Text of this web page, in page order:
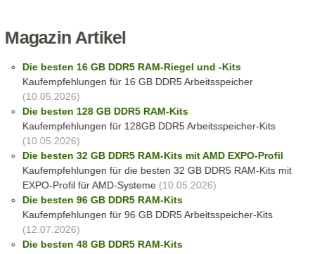
Magazin Artikel
Die besten 16 GB DDR5 RAM-Riegel und -Kits
Kaufempfehlungen für 16 GB DDR5 Arbeitsspeicher
(10.05.2026)
Die besten 128 GB DDR5 RAM-Kits
Kaufempfehlungen für 128GB DDR5 Arbeitsspeicher-Kits
(10.05.2026)
Die besten 32 GB DDR5 RAM-Kits mit AMD EXPO-Profil
Kaufempfehlungen für die besten 32 GB DDR5 RAM-Kits mit
EXPO-Profil für AMD-Systeme (10.05.2026)
Die besten 96 GB DDR5 RAM-Kits
Kaufempfehlungen für 96 GB DDR5 Arbeitsspeicher-Kits
(12.07.2026)
Die besten 48 GB DDR5 RAM-Kits